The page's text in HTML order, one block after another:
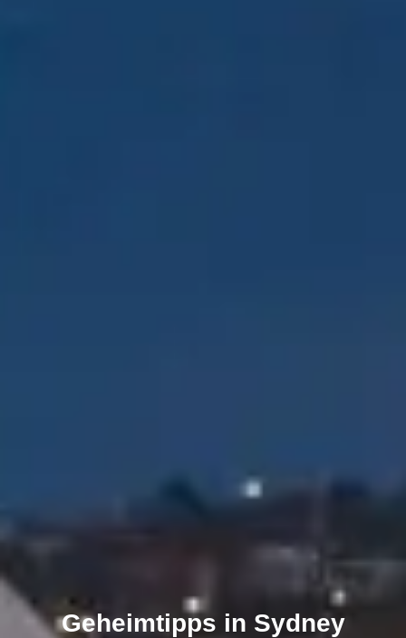
Geheimtipps in Sydney